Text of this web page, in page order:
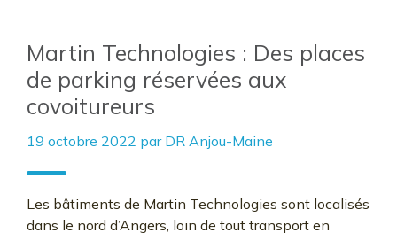
Martin Technologies : Des places
de parking réservées aux
covoitureurs
19 octobre 2022 par DR Anjou-Maine
Les bâtiments de Martin Technologies sont localisés
dans le nord d’Angers, loin de tout transport en